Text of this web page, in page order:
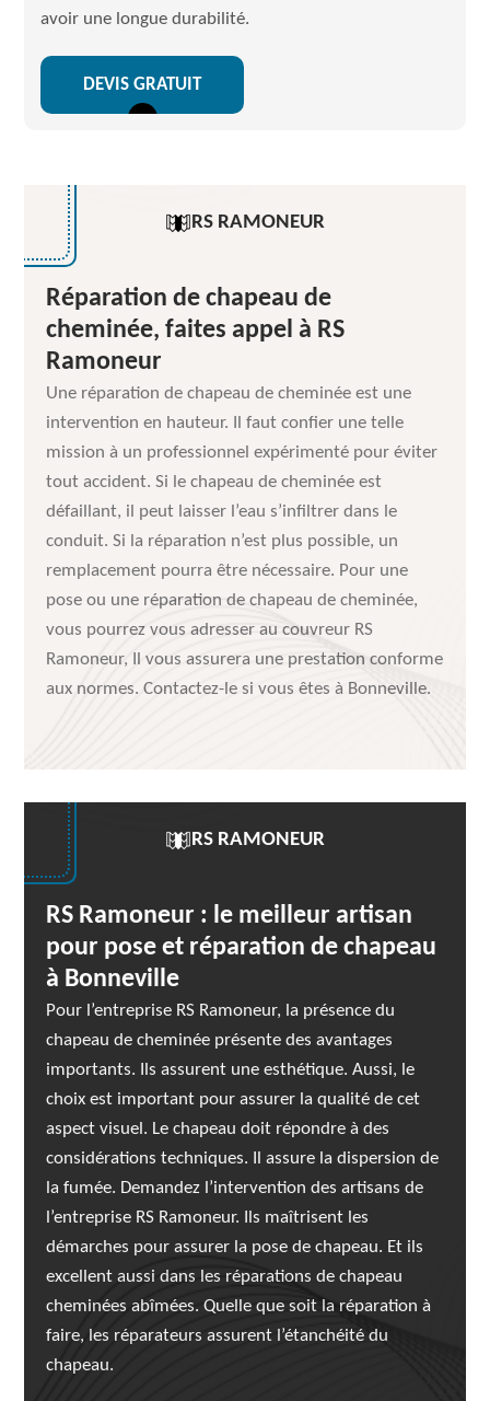
avoir une longue durabilité.
DEVIS GRATUIT
RS RAMONEUR
Réparation de chapeau de
cheminée, faites appel à RS
Ramoneur
Une réparation de chapeau de cheminée est une
intervention en hauteur. Il faut confier une telle
mission à un professionnel expérimenté pour éviter
tout accident. Si le chapeau de cheminée est
défaillant, il peut laisser l’eau s’infiltrer dans le
conduit. Si la réparation n’est plus possible, un
remplacement pourra être nécessaire. Pour une
pose ou une réparation de chapeau de cheminée,
vous pourrez vous adresser au couvreur RS
Ramoneur, Il vous assurera une prestation conforme
aux normes. Contactez-le si vous êtes à Bonneville.
RS RAMONEUR
RS Ramoneur : le meilleur artisan
pour pose et réparation de chapeau
à Bonneville
Pour l’entreprise RS Ramoneur, la présence du
chapeau de cheminée présente des avantages
importants. Ils assurent une esthétique. Aussi, le
choix est important pour assurer la qualité de cet
aspect visuel. Le chapeau doit répondre à des
considérations techniques. Il assure la dispersion de
la fumée. Demandez l’intervention des artisans de
l’entreprise RS Ramoneur. Ils maîtrisent les
démarches pour assurer la pose de chapeau. Et ils
excellent aussi dans les réparations de chapeau
cheminées abîmées. Quelle que soit la réparation à
faire, les réparateurs assurent l’étanchéité du
chapeau.